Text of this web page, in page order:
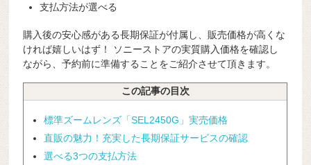
支払方法が選べる
購入後の安心感がある長期保証が付属し、販売価格が高くな
ければ嬉しいはず！ ソニーストアの実質購入価格を確認し
ながら、予約前に準備することをご紹介させて頂きます。
この記事の目次
標準ズームレンズ「SEL2450G」実売価格
直販の魅力！充実した長期保証サービスの確認
選べる3つの支払方法